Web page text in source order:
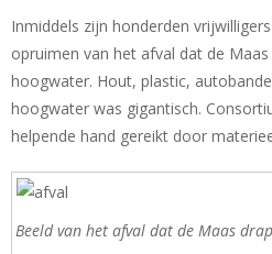
Inmiddels zijn honderden
opruimen van het afval dat de
hoogwater. Hout, plastic,
hoogwater was gigantisch.
helpende hand gereikt door
Beeld van het afval dat de Maas